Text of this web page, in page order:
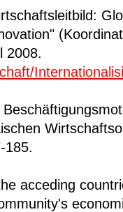
2008.
185.
acceding